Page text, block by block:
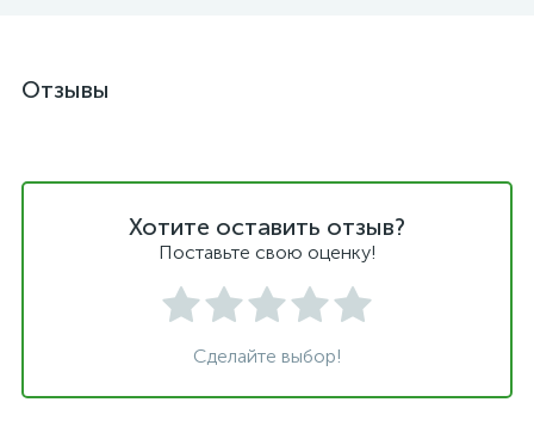
Отзывы
Хотите оставить отзыв?
Поставьте свою оценку!
Сделайте выбор!